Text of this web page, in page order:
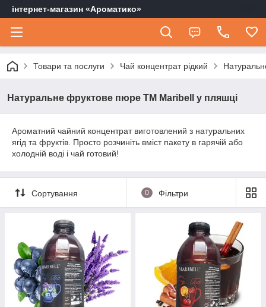
інтернет-магазин «Ароматико»
Товари та послуги Чай концентрат рідкий
Натуральне фруктове пюре ТМ Maribell у пляшці
Ароматний чайний концентрат виготовлений з натуральних
ягід та фруктів. Просто розчиніть вміст пакету в гарячій або
холодній воді і чай готовий!
Сортування 0 Фільтри